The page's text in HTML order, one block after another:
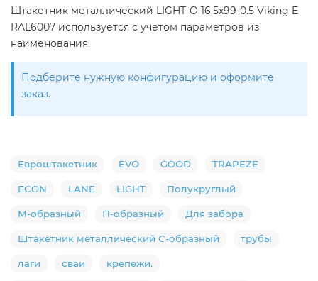
Штакетник металлический LIGHT-O 16,5х99-0.5 Viking E
RAL6007 используется с учетом параметров из
наименования.
Подберите нужную конфигурацию и оформите
заказ.
Евроштакетник EVO GOOD TRAPEZE
ECON LANE LIGHT Полукруглый
М-образный П-образный Для забора
Штакетник металлический С-образный трубы
лаги сваи крепежи.